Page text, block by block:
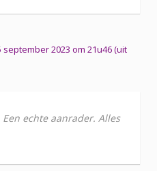
september 2023 om 21u46 (uit
echte aanrader. Alles